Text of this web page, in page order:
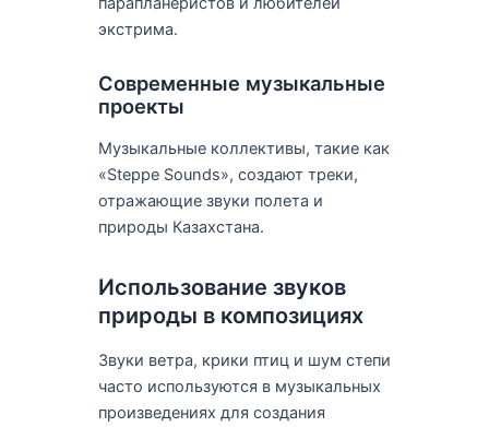
экстрима.
Современные музыкальные
проекты
Музыкальные коллективы, такие как
«Steppe Sounds», создают треки,
отражающие звуки полета и
природы Казахстана.
Использование звуков
природы в композициях
Звуки ветра, крики птиц и шум степи
часто используются в музыкальных
произведениях для создания